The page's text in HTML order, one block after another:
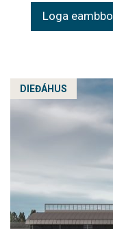
Loga eambbo
DIEĐÁHUS